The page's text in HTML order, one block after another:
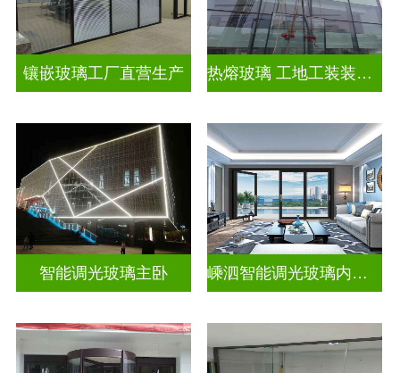
镶嵌玻璃工厂直营生产 热熔玻璃 工地工装装饰玻璃
智能调光玻璃主卧 嵊泗智能调光玻璃内置百叶隔断拆装